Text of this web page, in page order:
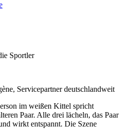
Sportler
Servicepartner deutschlandweit